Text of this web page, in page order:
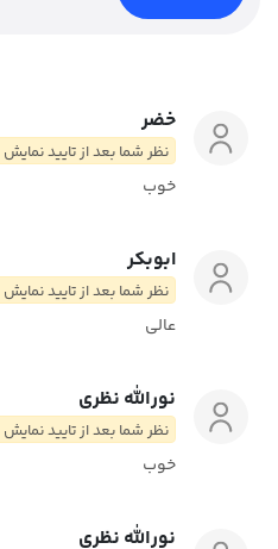
خضر
نظر شما بعد از تایید
خوب
ابوبکر
نظر شما بعد از تایید
عالی
نورالله نظری
نظر شما بعد از تایید
خوب
نورالله نظری